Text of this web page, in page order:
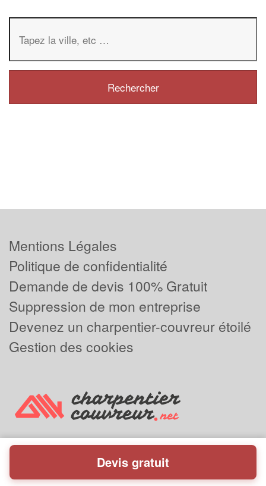
Mentions Légales
Politique de confidentialité
Demande de devis 100% Gratuit
Suppression de mon entreprise
Devenez un charpentier-couvreur étoilé
Gestion des cookies
Powered byPlus que pro
Devis gratuit